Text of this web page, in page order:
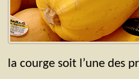
la courge soit l’une des